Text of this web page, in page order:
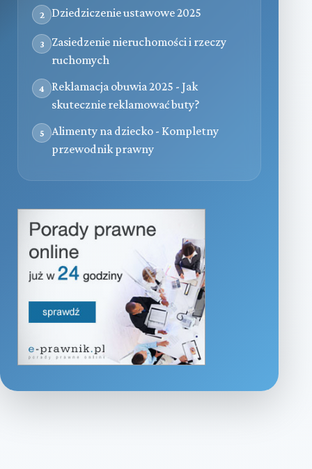
2 Dziedziczenie ustawowe 2025
3
Zasiedzenie nieruchomości i rzeczy
ruchomych
4
Reklamacja obuwia 2025 - Jak
skutecznie reklamować buty?
5
Alimenty na dziecko - Kompletny
przewodnik prawny